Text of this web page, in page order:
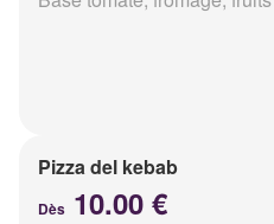
Pizza del kebab
Dès 10.00 €